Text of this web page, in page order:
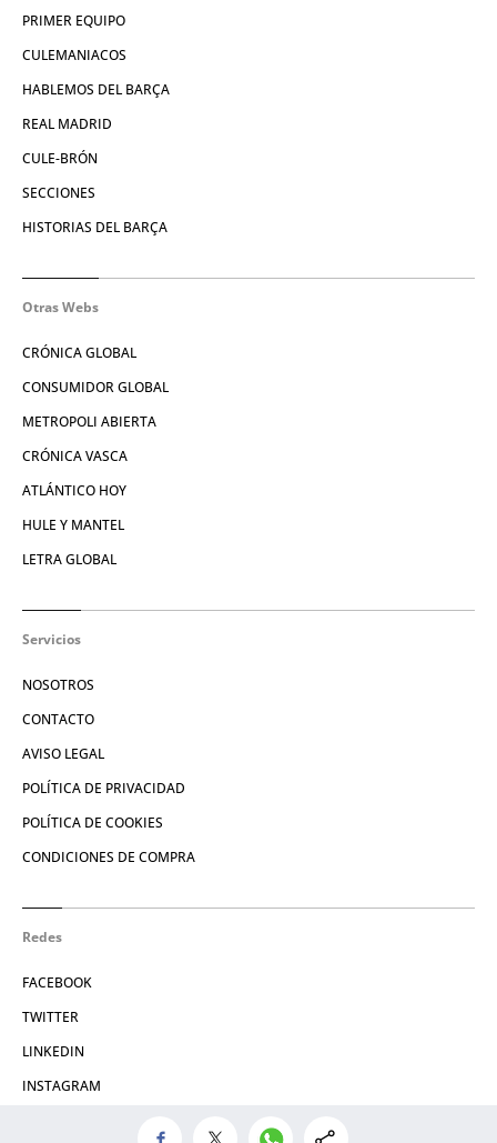
PRIMER EQUIPO
CULEMANIACOS
HABLEMOS DEL BARÇA
REAL MADRID
CULE-BRÓN
SECCIONES
HISTORIAS DEL BARÇA
Otras Webs
CRÓNICA GLOBAL
CONSUMIDOR GLOBAL
METROPOLI ABIERTA
CRÓNICA VASCA
ATLÁNTICO HOY
HULE Y MANTEL
LETRA GLOBAL
Servicios
NOSOTROS
CONTACTO
AVISO LEGAL
POLÍTICA DE PRIVACIDAD
POLÍTICA DE COOKIES
CONDICIONES DE COMPRA
Redes
FACEBOOK
TWITTER
LINKEDIN
INSTAGRAM